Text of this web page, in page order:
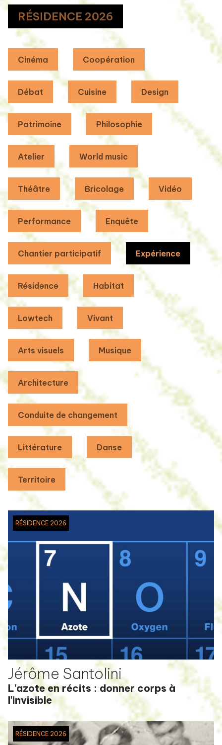
RÉSIDENCE 2026
Cinéma Coopération
Débat Cuisine Design
Patrimoine Philosophie
Atelier World music
Théâtre Bricolage Vidéo
Performance Enquête
Chantier participatif Expérience
Résidence Habitat
Lowtech Vivant
Arts visuels Musique
Architecture
Conduite de changement
Littérature Danse
Territoire
RÉSIDENCE 2026
Jérôme Santolini
L'azote en récits : donner corps à
l'invisible
RÉSIDENCE 2026